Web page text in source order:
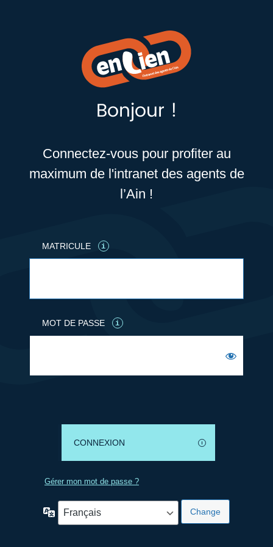
Bonjour !
Connectez-vous pour profiter au
maximum de l'intranet des agents de
l’Ain !
MATRICULE
MOT DE PASSE
Gérer mon mot de passe ?
Langue